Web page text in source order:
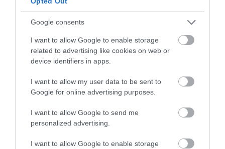
Google consents
I want to allow Google to enable storage
related to advertising like cookies on web or
device identifiers in apps.
I want to allow my user data to be sent to
Google for online advertising purposes.
I want to allow Google to send me
personalized advertising.
I want to allow Google to enable storage
(…) A fogyasztók a minőségibb
termékek felé fordultak. Tapasztalatok
szerint a hagyományos kovászos
technológiát használó pékségeknél
egyre inkább ragaszkodnak a vevők a
- fogalmazott az elnök.